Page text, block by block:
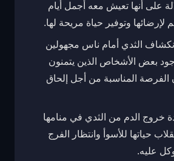
على أنها تعيش معه أجمل أيام
لإرضائها وتوفير حياة مريحة لها.
الثدي أمام ناس مجهولين
بعض الأشخاص الذين يتمنون
الفرصة المناسبة من أجل إلحاق
خروج الدم من الثدي في منامها
حياتها للأسوأ وانتظار الفرج
عليه.